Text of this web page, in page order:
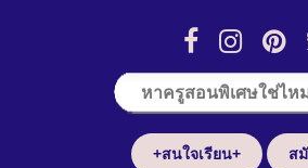
+สนใจเรียน+ ส